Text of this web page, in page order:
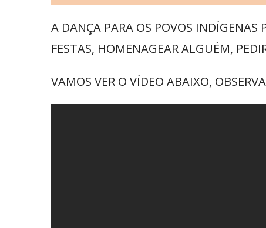
A DANÇA PARA OS POVOS INDÍGENAS
FESTAS, HOMENAGEAR ALGUÉM,
VAMOS VER O VÍDEO ABAIXO,